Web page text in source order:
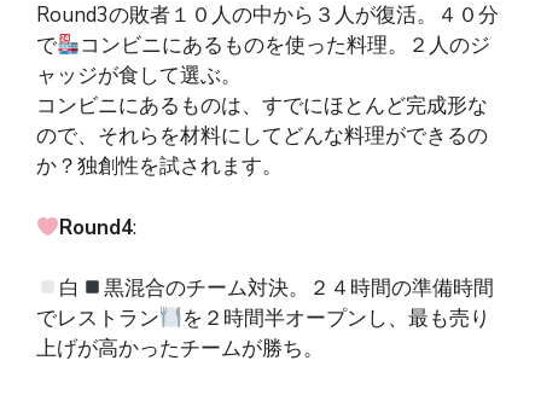
Round3の敗者１０人の中から３人が復活。４０分
で
コンビニにあるものを使った料理。２人のジ
ャッジが食して選ぶ。
コンビニにあるものは、すでにほとんど完成形な
ので、それらを材料にしてどんな料理ができるの
か？独創性を試されます。
Round4:
白
黒混合のチーム対決。２４時間の準備時間
でレストラン
を２時間半オープンし、最も売り
上げが高かったチームが勝ち。